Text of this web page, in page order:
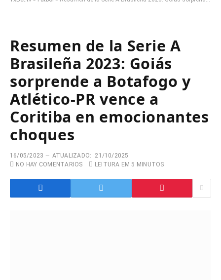
Resumen de la Serie A
Brasileña 2023: Goiás
sorprende a Botafogo y
Atlético-PR vence a
Coritiba en emocionantes
choques
16/05/2023 ATUALIZADO:
21/10/2025
NO HAY COMENTARIOS
LEITURA EM 5 MINUTOS